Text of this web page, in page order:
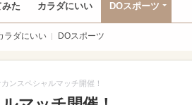
た カラダにいい DOスポーツ
ラダにいい DOスポーツ
ンスペシャルマッチ開催！